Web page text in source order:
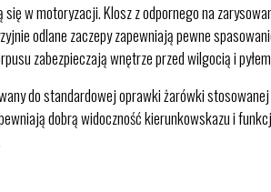
w motoryzacji. Klosz z odpornego na
odlane zaczepy zapewniają pewne
zabezpieczają wnętrze przed wilgocią i
do standardowej oprawki żarówki
dobrą widoczność kierunkowskazu i